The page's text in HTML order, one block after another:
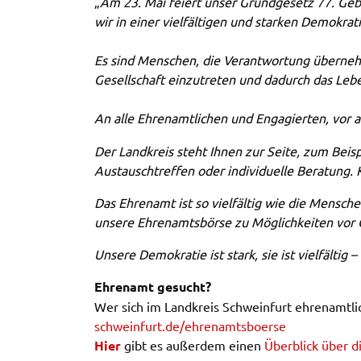
wir in einer viel­fäl­ti­gen und star­ken
Es sind Menschen, die Verant­wor­tung
Gesell­schaft einzu­tre­ten und dadurch das
An alle Ehren­amt­li­chen und Enga­gier­ten, vor
Der Land­kreis steht Ihnen zur Seite, zum
Austausch­tref­fen oder indi­vi­du­el­le Bera­tung.
Das Ehren­amt ist so viel­fäl­tig wie die
unse­re Ehren­amts­bör­se zu Möglich­kei­ten vor
Unse­re Demo­kra­tie ist stark, sie ist viel­fäl­tig –
Ehren­amt gesucht?
Wer sich im Land­kreis Schwein­furt
schweinfurt.​de/​ehr​enam​tsbo​erse
Hier gibt es außer­dem einen Über­blick über
Informationen über das Nutzerverhalten zu sammeln.
Anders als bei Geltung der DSGVO werden Sie
sog. CLOUD-Act der USA eine Weitergabe an
Regierungsbehörden zu ermöglichen.
Weitere Informationen finden Sie in
YouTube
Anbieter: YouTube
Datenschutzmodus Youtube Videos
Google Maps
consent-google-maps